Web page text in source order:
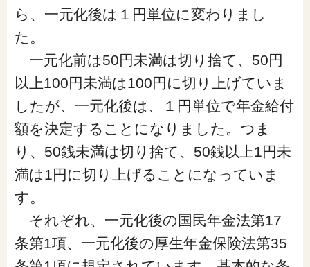
ら、一元化後は１円単位に変わりまし
た。
一元化前は50円未満は切り捨て、50円
以上100円未満は100円に切り上げていま
したが、一元化後は、１円単位で年金給付
額を決定することになりました。つま
り、50銭未満は切り捨て、50銭以上1円未
満は1円に切り上げることになっていま
す。
それぞれ、一元化後の国民年金法第17
条第1項、一元化後の厚生年金保険法第35